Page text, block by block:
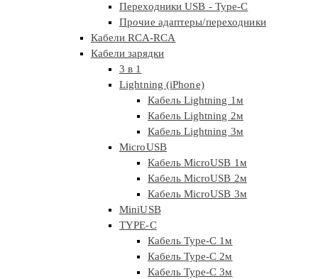
Переходники USB - Type-C
Прочие адаптеры/переходники
Кабели RCA-RCA
Кабели зарядки
3 в 1
Lightning (iPhone)
Кабель Lightning 1м
Кабель Lightning 2м
Кабель Lightning 3м
MicroUSB
Кабель MicroUSB 1м
Кабель MicroUSB 2м
Кабель MicroUSB 3м
MiniUSB
TYPE-C
Кабель Type-C 1м
Кабель Type-C 2м
Кабель Type-C 3м